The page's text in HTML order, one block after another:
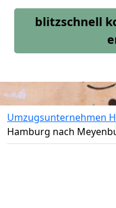
blitzschnell
Umzugsunternehmen
Hamburg nach